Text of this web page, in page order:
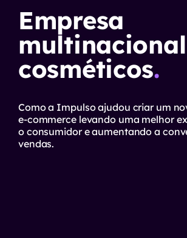
Empresa
cosméticos.
Como a Impulso ajudou criar um
e-commerce levando uma melhor
o consumidor e aumentando a
vendas.